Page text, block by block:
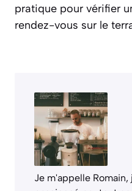
pratique pour vérifier
rendez-vous sur le
Je m'appelle Romain,